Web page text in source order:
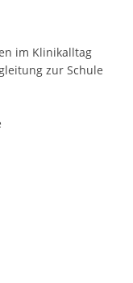
im Klinikalltag
zur Schule